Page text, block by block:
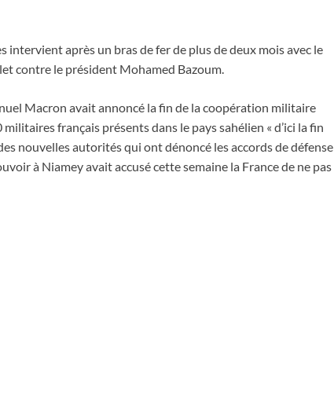
après un bras de fer de plus de deux mois avec le
contre le président Mohamed Bazoum.
Macron avait annoncé la fin de la coopération militaire
français présents dans le pays sahélien « d’ici la fin
nouvelles autorités qui ont dénoncé les accords de défense
à Niamey avait accusé cette semaine la France de ne pas